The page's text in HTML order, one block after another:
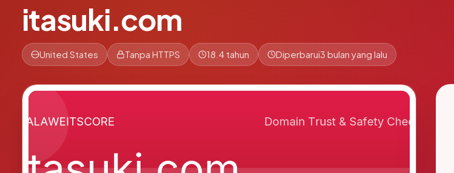
itasuki.com
United States Tanpa HTTPS 18.4 tahun Diperbarui3 bulan yang lalu